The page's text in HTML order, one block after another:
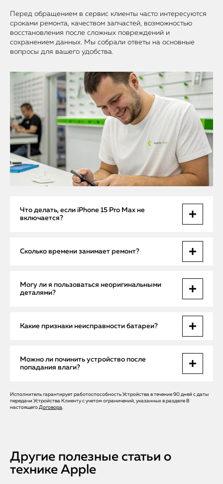
Перед обращением в сервис клиенты часто интересуются
сроками ремонта, качеством запчастей, возможностью
восстановления после сложных повреждений и
сохранением данных. Мы собрали ответы на основные
вопросы для вашего удобства.
Что делать, если iPhone 15 Pro Max не
включается?
вскрывать или чинить сами.
Сколько времени занимает ремонт?
Диагностика на месте занимает до 30 минут, ремонт — от
нескольких часов до одного дня.
Могу ли я пользоваться неоригинальными
деталями?
сохранения гарантий и качества.
Какие признаки неисправности батареи?
включается или быстро выключается.
Можно ли починить устройство после
попадания влаги?
Да, при быстрой диагностике и ремонте есть высокая
вероятность восстановления.
Исполнитель гарантирует работоспособность Устройства в течение 90 дней с даты
передачи Устройства Клиенту с учетом ограничений, указанных в разделе 8
настоящего Договора.
Другие полезные статьи о
технике Apple